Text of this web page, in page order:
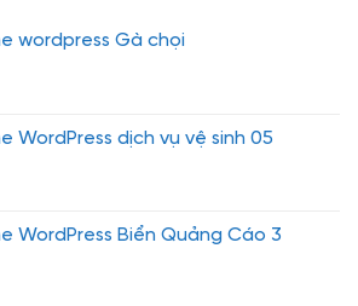
wordpress Gà chọi
WordPress dịch vụ vệ sinh 05
WordPress Biển Quảng Cáo 3